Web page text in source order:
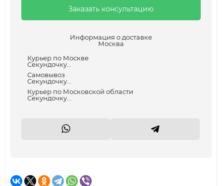
Заказать консультацию
Информация о доставке
Москва
Курьер по Москве
Секундочку...
Самовывоз
Секундочку...
Курьер по Московской области
Секундочку...